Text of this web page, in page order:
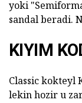
yoki
sandal beradi.
KIYIM
Classic kokteyl
lekin hozir u